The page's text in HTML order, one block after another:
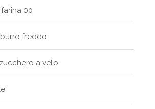
farina 00
burro freddo
zucchero a velo